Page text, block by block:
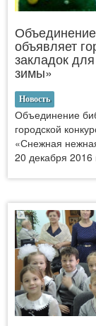
объявляет
закладок
зимы»
Новость
Объединение
городской
«Снежная
20 декабря 2016